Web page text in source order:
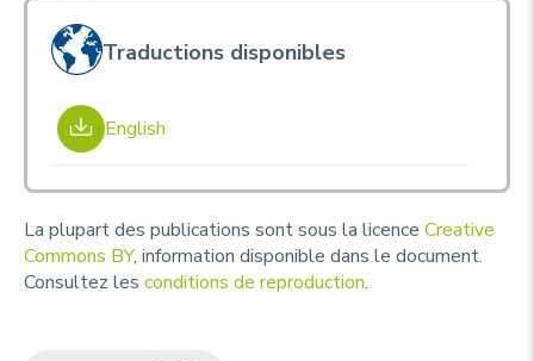
Traductions disponibles
English
La plupart des publications sont sous la licence Creative
Commons BY, information disponible dans le document.
Consultez les conditions de reproduction.